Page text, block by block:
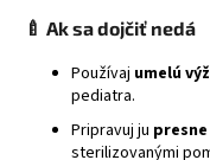
🍼 Ak sa dojčiť nedá
Používaj umelú
pediatra.
Pripravuj ju
sterilizovanými